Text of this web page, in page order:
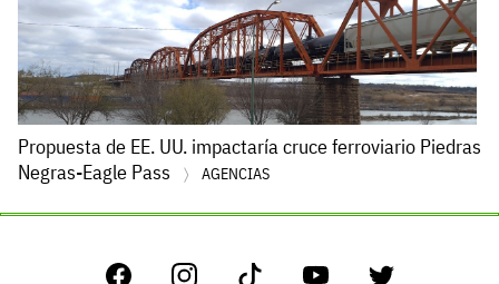
Propuesta de EE. UU. impactaría cruce ferroviario Piedras
Negras-Eagle Pass
AGENCIAS